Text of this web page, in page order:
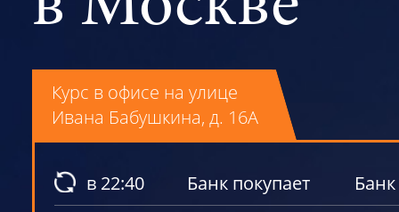
Курс в офисе на улице
Ивана Бабушкина, д. 16А
в 22:40 Банк покупает